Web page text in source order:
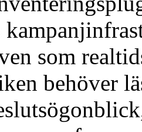
som
behöver